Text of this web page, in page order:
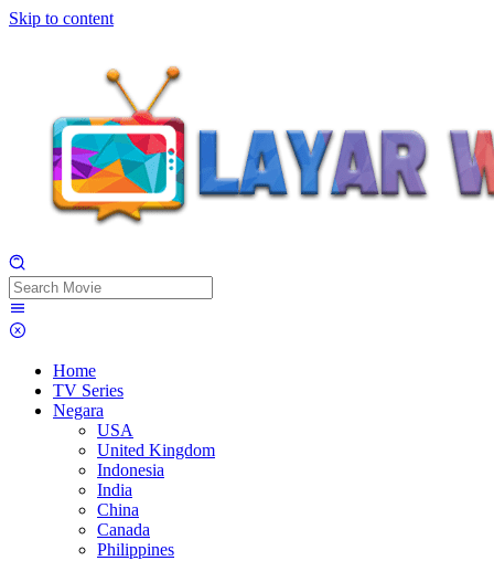
Skip to content
Home
TV Series
Negara
USA
United Kingdom
Indonesia
India
China
Canada
Philippines